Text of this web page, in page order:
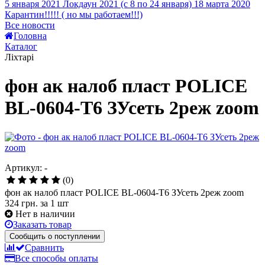
%
фонарь аккум ручной Luxury YJ-2827 3W+9led/25led 3
режима
299грн.
1
4
Все новости
Головна
Каталог
Ліхтарі
фон ак налоб пласт POLICE
BL-0604-T6 ЗУсеть 2реж zoom
Артикул: -
фон ак налоб пласт POLICE BL-0604-T6 ЗУсеть 2реж zoom
324 грн. за 1 шт
Нет в наличии
Заказать товар
Сообщить о поступлении
Сравнить
Все способы оплаты
Подробнее о доставке